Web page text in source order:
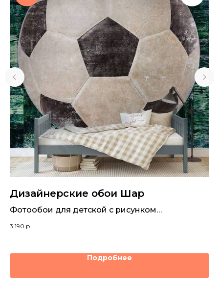
Дизайнерские обои Шар
Фотообои для детской с рисунком
3 190 р.
Подробнее